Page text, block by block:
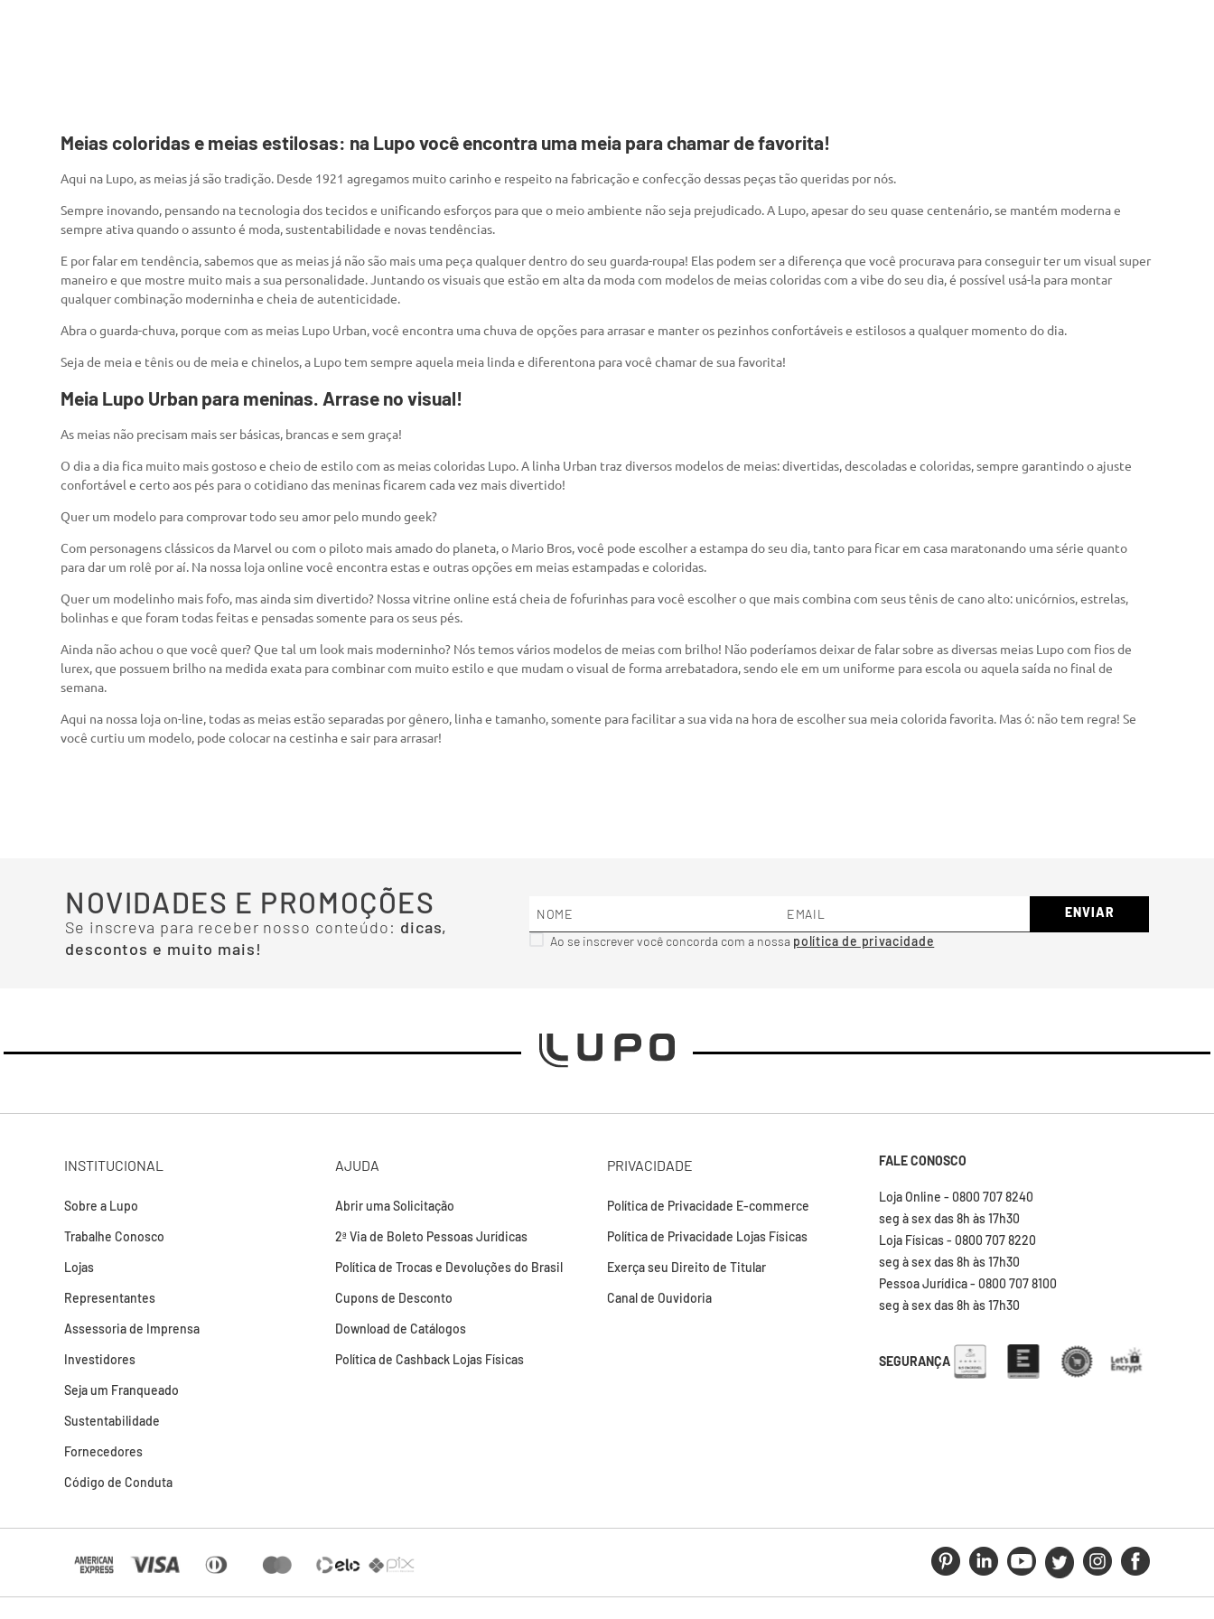
Meias coloridas e meias estilosas: na Lupo você encontra uma meia para chamar de favorita!
Aqui na Lupo, as meias já são tradição. Desde 1921 agregamos muito carinho e respeito na fabricação e confecção dessas peças tão queridas por nós.
Sempre inovando, pensando na tecnologia dos tecidos e unificando esforços para que o meio ambiente não seja prejudicado. A Lupo, apesar do seu quase centenário, se mantém moderna e
sempre ativa quando o assunto é moda, sustentabilidade e novas tendências.
E por falar em tendência, sabemos que as meias já não são mais uma peça qualquer dentro do seu guarda-roupa! Elas podem ser a diferença que você procurava para conseguir ter um visual super
maneiro e que mostre muito mais a sua personalidade. Juntando os visuais que estão em alta da moda com modelos de meias coloridas com a vibe do seu dia, é possível usá-la para montar
qualquer combinação moderninha e cheia de autenticidade.
Abra o guarda-chuva, porque com as meias Lupo Urban, você encontra uma chuva de opções para arrasar e manter os pezinhos confortáveis e estilosos a qualquer momento do dia.
Seja de meia e tênis ou de meia e chinelos, a Lupo tem sempre aquela meia linda e diferentona para você chamar de sua favorita!
Meia Lupo Urban para meninas. Arrase no visual!
As meias não precisam mais ser básicas, brancas e sem graça!
O dia a dia fica muito mais gostoso e cheio de estilo com as meias coloridas Lupo. A linha Urban traz diversos modelos de meias: divertidas, descoladas e coloridas, sempre garantindo o ajuste
confortável e certo aos pés para o cotidiano das meninas ficarem cada vez mais divertido!
Quer um modelo para comprovar todo seu amor pelo mundo geek?
Com personagens clássicos da Marvel ou com o piloto mais amado do planeta, o Mario Bros, você pode escolher a estampa do seu dia, tanto para ficar em casa maratonando uma série quanto
para dar um rolê por aí. Na nossa loja online você encontra estas e outras opções em meias estampadas e coloridas.
Quer um modelinho mais fofo, mas ainda sim divertido? Nossa vitrine online está cheia de fofurinhas para você escolher o que mais combina com seus tênis de cano alto: unicórnios, estrelas,
bolinhas e que foram todas feitas e pensadas somente para os seus pés.
Ainda não achou o que você quer? Que tal um look mais moderninho? Nós temos vários modelos de meias com brilho! Não poderíamos deixar de falar sobre as diversas meias Lupo com fios de
lurex, que possuem brilho na medida exata para combinar com muito estilo e que mudam o visual de forma arrebatadora, sendo ele em um uniforme para escola ou aquela saída no final de
semana.
Aqui na nossa loja on-line, todas as meias estão separadas por gênero, linha e tamanho, somente para facilitar a sua vida na hora de escolher sua meia colorida favorita. Mas ó: não tem regra! Se
você curtiu um modelo, pode colocar na cestinha e sair para arrasar!
NOVIDADES E PROMOÇÕES
Se inscreva para receber nosso conteúdo: dicas,
descontos e muito mais!
Ao se inscrever você concorda com a nossa
ENVIAR
INSTITUCIONAL
Sobre a Lupo
Trabalhe Conosco
Lojas
Representantes
Assessoria de Imprensa
Investidores
Seja um Franqueado
Sustentabilidade
Fornecedores
Código de Conduta
AJUDA
Abrir uma Solicitação
2ª Via de Boleto Pessoas Jurídicas
Política de Trocas e Devoluções do Brasil
Cupons de Desconto
Download de Catálogos
Política de Cashback Lojas Físicas
PRIVACIDADE
Política de Privacidade E-commerce
Política de Privacidade Lojas Físicas
Exerça seu Direito de Titular
Canal de Ouvidoria
FALE CONOSCO
Loja Online - 0800 707 8240
seg à sex das 8h às 17h30
Loja Físicas - 0800 707 8220
seg à sex das 8h às 17h30
Pessoa Jurídica - 0800 707 8100
seg à sex das 8h às 17h30
SEGURANÇA